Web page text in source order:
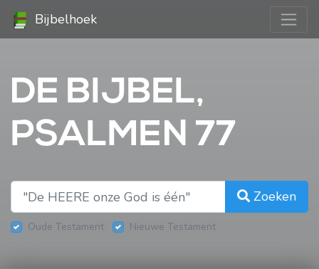
Bijbelhoek
DE BIJBEL,
PSALMEN 77
Zoeken
Oude Testament Nieuwe Testament